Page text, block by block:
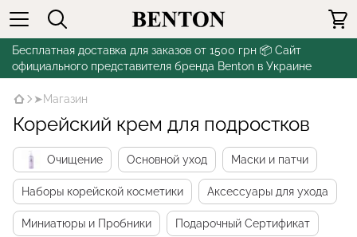
Бесплатная доставка для заказов от 1500 грн 📦 Сайт
официального представителя бренда Benton в Украине
➤Магазин
Корейский крем для подростков
Очищение Основной уход Маски и патчи
Наборы корейской косметики Аксессуары для ухода
Миниатюры и Пробники Подарочный Сертификат